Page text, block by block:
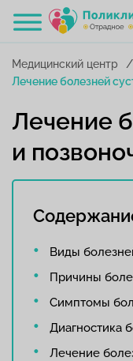
Медицинский центр
Лечение болезней
Лечение
и
Виды
Причины
Симптомы
Диагностика
Лечение